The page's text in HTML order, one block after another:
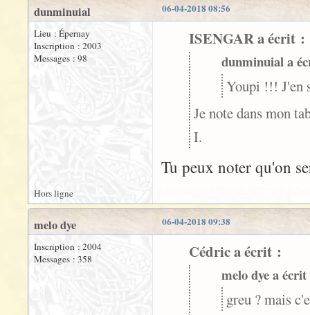
06-04-2018 08:56
dunminuial
Lieu : Épernay
Inscription : 2003
Messages : 98
ISENGAR a écrit :
dunminuial a
Youpi !!! J'en
Je note dans mon
I.
Tu peux noter qu'on
Hors ligne
06-04-2018 09:38
melo dye
Inscription : 2004
Messages : 358
Cédric a écrit :
melo dye a
greu ? mais